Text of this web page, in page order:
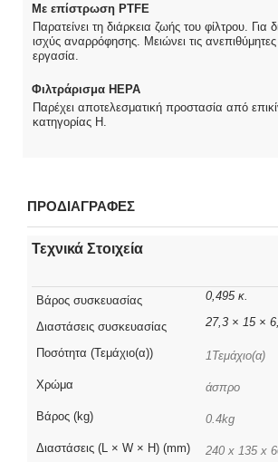
Με επίστρωση PTFE
Παρατείνει τη διάρκεια ζωής του φίλτρου.
ισχύς αναρρόφησης. Μειώνει τις
εργασία.
Φιλτράρισμα HEPA
Παρέχει αποτελεσματική προστασία από
κατηγορίας H.
ΠΡΟΔΙΑΓΡΑΦΕΣ
Τεχνικά Στοιχεία
Βάρος συσκευασίας 0,495 κ.
Διαστάσεις συσκευασίας 27,3 × 15 ×
Ποσότητα (Τεμάχιο(α)) 1Τεμάχιο(α)
Χρώμα άσπρο
Βάρος (kg) 0.4kg
Διαστάσεις (L × W × H) (mm) 240 x 135 x